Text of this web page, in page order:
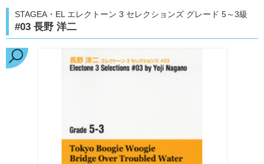
STAGEA・EL エレクトーン 3 セレクションズ グレード 5～3級
#03 長野 洋二